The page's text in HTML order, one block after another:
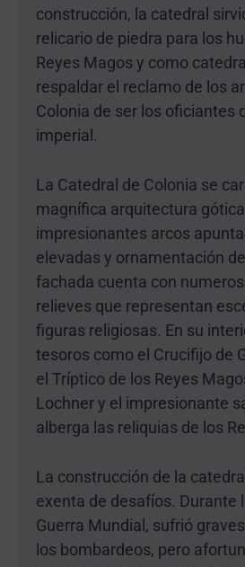
construcción, la catedral
relicario de piedra para los
Reyes Magos y como
respaldar el reclamo de los
Colonia de ser los oficiantes
imperial.
La Catedral de Colonia se
magnífica arquitectura
impresionantes arcos
elevadas y ornamentación
fachada cuenta con
relieves que representan
figuras religiosas. En su
tesoros como el Crucifijo de
el Tríptico de los Reyes
Lochner y el impresionante
alberga las reliquias de los
La construcción de la
exenta de desafíos. Durante
Guerra Mundial, sufrió
los bombardeos, pero